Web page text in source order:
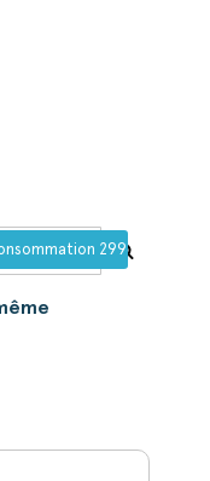
2996W - Avec